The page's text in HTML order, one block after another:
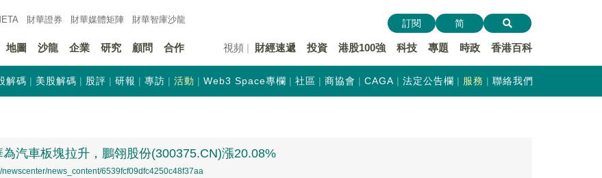
財華證券 財華媒體矩陣 財華智庫沙龍
地圖 沙龍 企業 研究 顧問 合作 視頻 財經速遞 投資 港股100強 科技 專題 時政 香港百科
訂閱 简
解碼 美股解碼 股評 研報 專訪 活動 Web3 Space專欄 社區 商協會 CAGA 法定公告欄 服務 聯絡我們
為汽車板塊拉升，鵬翎股份(300375.CN)漲20.08%
newscenter/news_content/6539fcf09dfc4250c48f37aa